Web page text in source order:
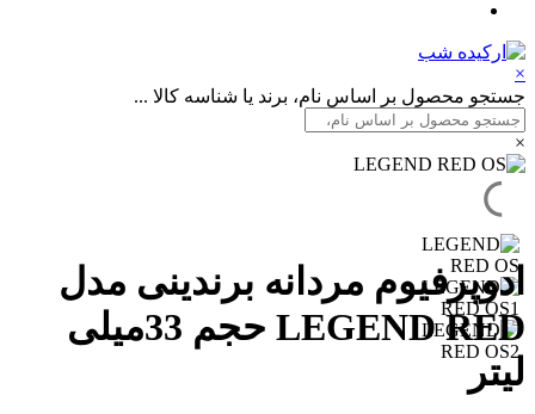
×
جستجو محصول بر اساس نام، برند یا شناسه کالا ...
×
ادوپرفیوم مردانه برندینی مدل
LEGEND RED حجم 33میلی
لیتر